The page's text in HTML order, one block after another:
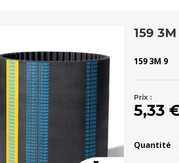
159
159 3M 9
Prix :
5,33
Quantité